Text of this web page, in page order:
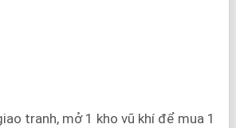
tranh, mở 1 kho vũ khí để mua 1